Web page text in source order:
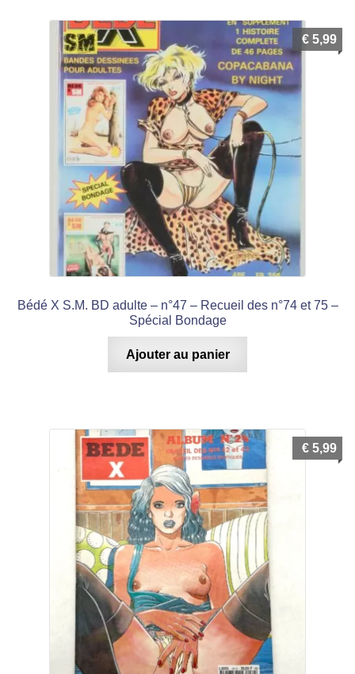
Bédé X S.M. BD adulte – n°47 – Recueil des n°74 et 75 –
Spécial Bondage
€ 5,99
Ajouter au panier
€ 5,99